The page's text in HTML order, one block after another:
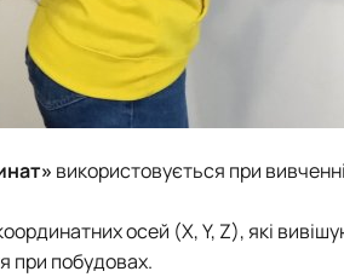
використовується при
осей (X, Y, Z), які
при побудовах.